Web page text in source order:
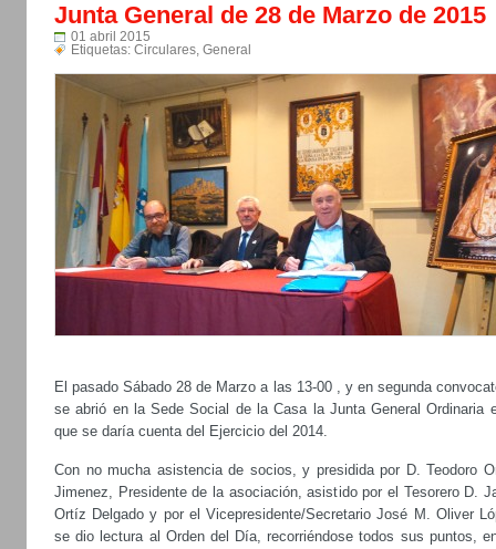
Junta General de 28 de Marzo de 2015
01 abril 2015
Etiquetas: Circulares General
El pasado Sábado 28 de Marzo a las 13-00 , y en segunda
se abrió en la Sede Social de la Casa la Junta General Ordinaria
que se daría cuenta del Ejercicio del 2014.
Con no mucha asistencia de socios, y presidida por D. Teodoro
Jimenez, Presidente de la asociación, asistido por el Tesorero D.
Ortíz Delgado y por el Vicepresidente/Secretario José M. Oliver
se dio lectura al Orden del Día, recorriéndose todos sus puntos,